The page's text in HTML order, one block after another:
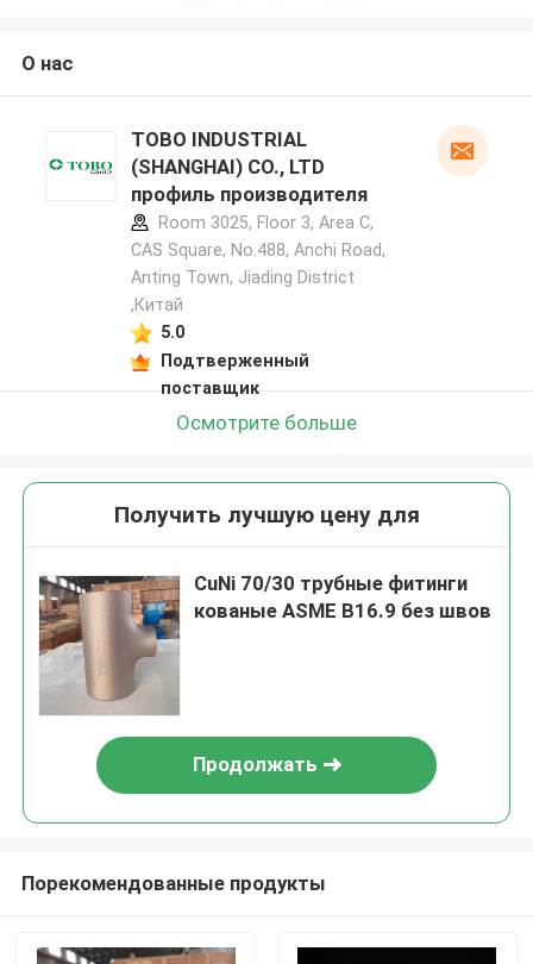
О нас
TOBO INDUSTRIAL
(SHANGHAI) CO., LTD
профиль производителя
Room 3025, Floor 3, Area C,
CAS Square, No.488, Anchi Road,
Anting Town, Jiading District
,Китай
5.0
Подтверженный
поставщик
Осмотрите больше
Получить лучшую цену для
CuNi 70/30 трубные фитинги
кованые ASME B16.9 без швов
Продолжать
Порекомендованные продукты